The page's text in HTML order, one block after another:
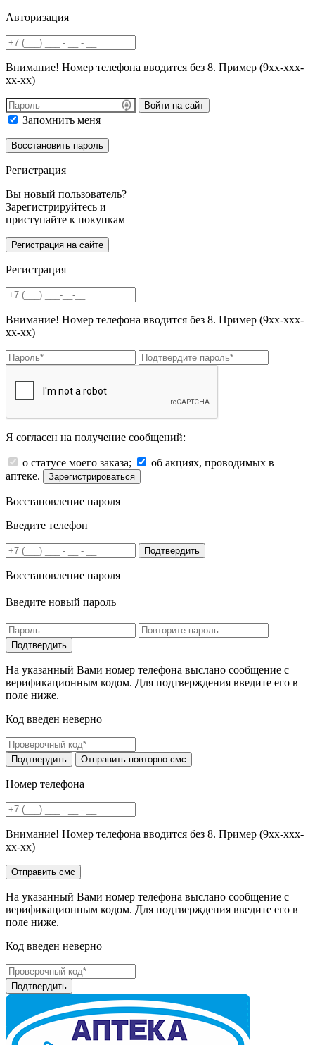
Авторизация
Внимание! Номер телефона вводится без 8. Пример (9хх-ххх-
хх-хх)
Войти на сайт
Запомнить меня
Регистрация
Вы новый пользователь?
Зарегистрируйтесь и
приступайте к покупкам
Регистрация
Внимание! Номер телефона вводится без 8. Пример (9хх-ххх-
хх-хх)
Я согласен на получение сообщений:
о статусе моего заказа;
об акциях, проводимых в
аптеке.
Зарегистрироваться
Восстановление пароля
Введите телефон
Подтвердить
Восстановление пароля
Введите новый пароль
На указанный Вами номер телефона выслано сообщение с
верификационным кодом. Для подтверждения введите его в
поле ниже.
Код введен неверно
Номер телефона
Внимание! Номер телефона вводится без 8. Пример (9хх-ххх-
хх-хх)
На указанный Вами номер телефона выслано сообщение с
верификационным кодом. Для подтверждения введите его в
поле ниже.
Код введен неверно